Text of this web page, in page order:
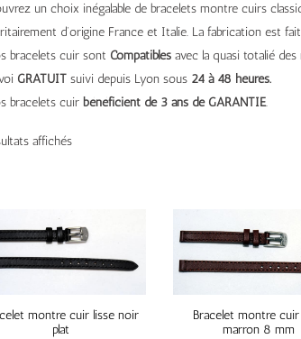
un choix inégalable de bracelets montre cuirs
d’origine France et Italie. La fabrication est
bracelets cuir sont Compatibles avec la quasi totalié
GRATUIT suivi depuis Lyon sous 24 à 48 heures.
bracelets cuir bénéficient de 3 ans de GARANTIE.
affichés
montre cuir lisse noir
plat
Bracelet montre cuir
marron 8 mm